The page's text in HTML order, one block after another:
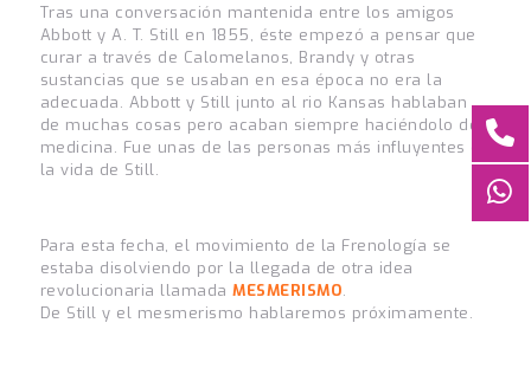
Tras una conversación mantenida entre los amigos
Abbott y A. T. Still en 1855, éste empezó a pensar que
curar a través de Calomelanos, Brandy y otras
sustancias que se usaban en esa época no era la
adecuada. Abbott y Still junto al rio Kansas hablaban
de muchas cosas pero acaban siempre haciéndolo de
medicina. Fue unas de las personas más influyentes en
la vida de Still.
Para esta fecha, el movimiento de la Frenología se
estaba disolviendo por la llegada de otra idea
revolucionaria llamadaMESMERISMO.
De Still y el mesmerismo hablaremos próximamente.